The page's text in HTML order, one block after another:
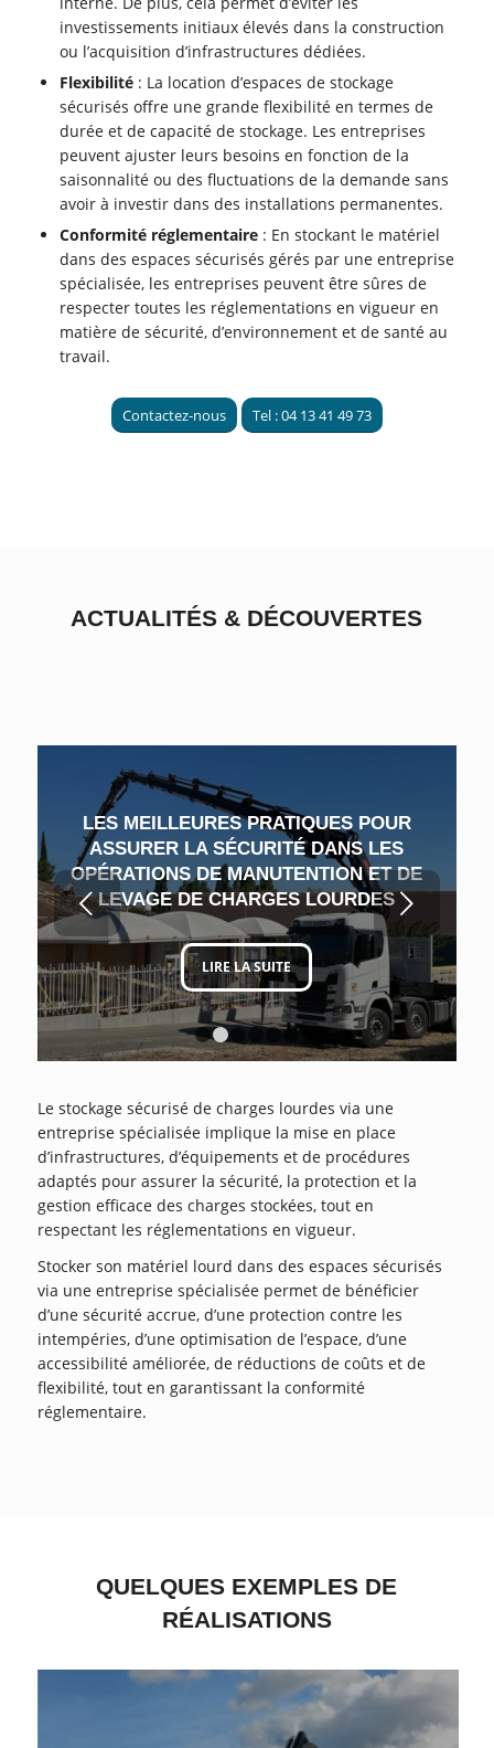
investissements initiaux élevés dans la construction
ou l’acquisition d’infrastructures dédiées.
Flexibilité : La location d’espaces de stockage
sécurisés offre une grande flexibilité en termes de
durée et de capacité de stockage. Les entreprises
peuvent ajuster leurs besoins en fonction de la
saisonnalité ou des fluctuations de la demande sans
avoir à investir dans des installations permanentes.
Conformité réglementaire : En stockant le matériel
dans des espaces sécurisés gérés par une entreprise
spécialisée, les entreprises peuvent être sûres de
respecter toutes les réglementations en vigueur en
matière de sécurité, d’environnement et de santé au
travail.
Contactez-nous Tel : 04 13 41 49 73
ACTUALITÉS & DÉCOUVERTES
LES MEILLEURES PRATIQUES POUR
ASSURER LA SÉCURITÉ DANS LES
OPÉRATIONS DE MANUTENTION ET DE
LEVAGE DE CHARGES LOURDES
LIRE LA SUITE
Suivant
1 2 3 4 5 6
Le stockage sécurisé de charges lourdes via une
entreprise spécialisée implique la mise en place
d’infrastructures, d’équipements et de procédures
adaptés pour assurer la sécurité, la protection et la
gestion efficace des charges stockées, tout en
respectant les réglementations en vigueur.
Stocker son matériel lourd dans des espaces sécurisés
via une entreprise spécialisée permet de bénéficier
d’une sécurité accrue, d’une protection contre les
intempéries, d’une optimisation de l’espace, d’une
accessibilité améliorée, de réductions de coûts et de
flexibilité, tout en garantissant la conformité
réglementaire.
QUELQUES EXEMPLES DE
RÉALISATIONS